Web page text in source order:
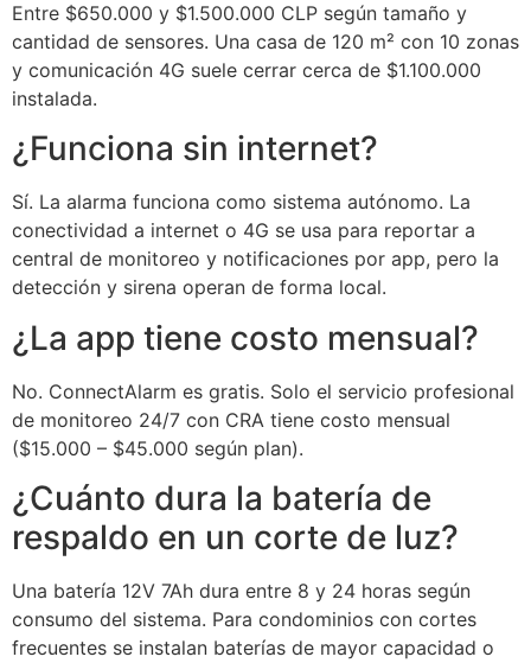
Entre $650.000 y $1.500.000 CLP según tamaño y
cantidad de sensores. Una casa de 120 m² con 10 zonas
y comunicación 4G suele cerrar cerca de $1.100.000
instalada.
¿Funciona sin internet?
Sí. La alarma funciona como sistema autónomo. La
conectividad a internet o 4G se usa para reportar a
central de monitoreo y notificaciones por app, pero la
detección y sirena operan de forma local.
¿La app tiene costo mensual?
No. ConnectAlarm es gratis. Solo el servicio profesional
de monitoreo 24/7 con CRA tiene costo mensual
($15.000 – $45.000 según plan).
¿Cuánto dura la batería de
respaldo en un corte de luz?
Una batería 12V 7Ah dura entre 8 y 24 horas según
consumo del sistema. Para condominios con cortes
frecuentes se instalan baterías de mayor capacidad o